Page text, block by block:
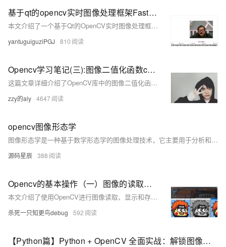
基于qt的opencv实时图像处理框架FastCvLearn实战
本文介绍了一个基于Qt的OpenCV实时图像处理框架FastCvLearn，通过手撕代码的方式详细讲解了如何实现实时人脸马赛克等功能，并提供了结果展示和基础知识回顾。
yantuguiguziPGJ 810
Opencv学习笔记(三):图像二值化函数cv2.threshold函数详解
这篇文章详细介绍了OpenCV库中的图像二值化函数`cv2.threshold`，包括二值化的概念、常见的阈值类型、函数的参数说明以及通过代码实例展示了如何应用该函数进行图像二值化处理，并展示了运行结果。
zzy的aly 4647
opencv图像形态学
图像形态学是一种基于数学形态学的图像处理技术，它主要用于分析和修改图像的形状和结构。
源码星辰 388
Opencv的基本操作（一）图像的读取显示存储及几何图形的绘制
本文介绍了使用OpenCV进行图像读取、显示和存储的基本操作，以及如何绘制直线、圆形、矩形和文本等几何图形的方法。
杀死一只知更鸟debug 592
【Python篇】Python + OpenCV 全面实战：解锁图像处理与视觉智能的核心技能